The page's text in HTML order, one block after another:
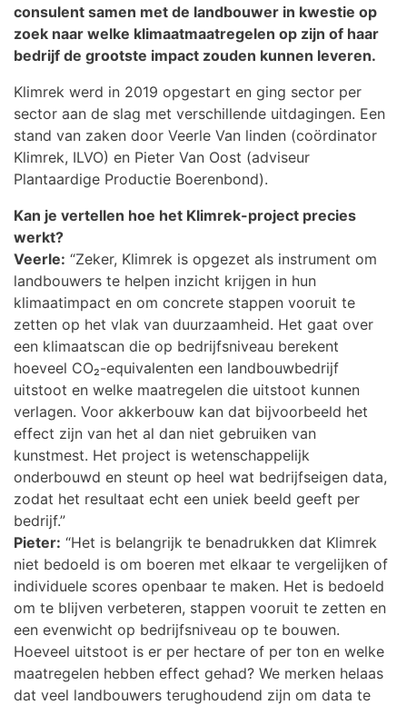
consulent samen met de landbouwer in kwestie op
zoek naar welke klimaatmaatregelen op zijn of haar
bedrijf de grootste impact zouden kunnen leveren.
Klimrek werd in 2019 opgestart en ging sector per
sector aan de slag met verschillende uitdagingen. Een
stand van zaken door Veerle Van linden (coördinator
Klimrek, ILVO) en Pieter Van Oost (adviseur
Plantaardige Productie Boerenbond).
Kan je vertellen hoe het Klimrek-project precies
werkt?
Veerle: “Zeker, Klimrek is opgezet als instrument om
landbouwers te helpen inzicht krijgen in hun
klimaatimpact en om concrete stappen vooruit te
zetten op het vlak van duurzaamheid. Het gaat over
een klimaatscan die op bedrijfsniveau berekent
hoeveel CO₂-equivalenten een landbouwbedrijf
uitstoot en welke maatregelen die uitstoot kunnen
verlagen. Voor akkerbouw kan dat bijvoorbeeld het
effect zijn van het al dan niet gebruiken van
kunstmest. Het project is wetenschappelijk
onderbouwd en steunt op heel wat bedrijfseigen data,
zodat het resultaat echt een uniek beeld geeft per
bedrijf.”
Pieter: “Het is belangrijk te benadrukken dat Klimrek
niet bedoeld is om boeren met elkaar te vergelijken of
individuele scores openbaar te maken. Het is bedoeld
om te blijven verbeteren, stappen vooruit te zetten en
een evenwicht op bedrijfsniveau op te bouwen.
Hoeveel uitstoot is er per hectare of per ton en welke
maatregelen hebben effect gehad? We merken helaas
dat veel landbouwers terughoudend zijn om data te